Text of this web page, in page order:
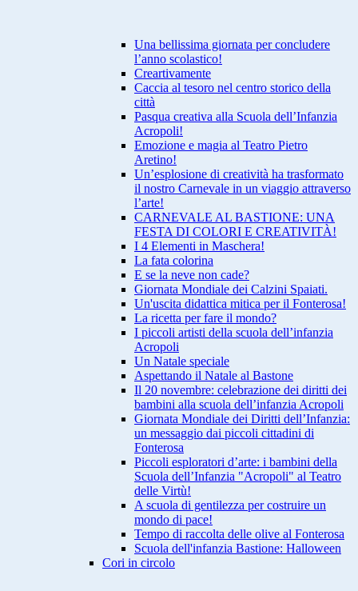
Una bellissima giornata per concludere
l’anno scolastico!
Creartivamente
Caccia al tesoro nel centro storico della
città
Pasqua creativa alla Scuola dell’Infanzia
Acropoli!
Emozione e magia al Teatro Pietro
Aretino!
Un’esplosione di creatività ha trasformato
il nostro Carnevale in un viaggio attraverso
l’arte!
CARNEVALE AL BASTIONE: UNA
FESTA DI COLORI E CREATIVITÀ!
I 4 Elementi in Maschera!
La fata colorina
E se la neve non cade?
Giornata Mondiale dei Calzini Spaiati.
Un'uscita didattica mitica per il Fonterosa!
La ricetta per fare il mondo?
I piccoli artisti della scuola dell’infanzia
Acropoli
Un Natale speciale
Aspettando il Natale al Bastone
Il 20 novembre: celebrazione dei diritti dei
bambini alla scuola dell’infanzia Acropoli
Giornata Mondiale dei Diritti dell’Infanzia:
un messaggio dai piccoli cittadini di
Fonterosa
Piccoli esploratori d’arte: i bambini della
Scuola dell’Infanzia "Acropoli" al Teatro
delle Virtù!
A scuola di gentilezza per costruire un
mondo di pace!
Tempo di raccolta delle olive al Fonterosa
Scuola dell'infanzia Bastione: Halloween
Cori in circolo